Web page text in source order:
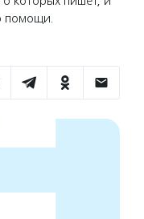
помощи.